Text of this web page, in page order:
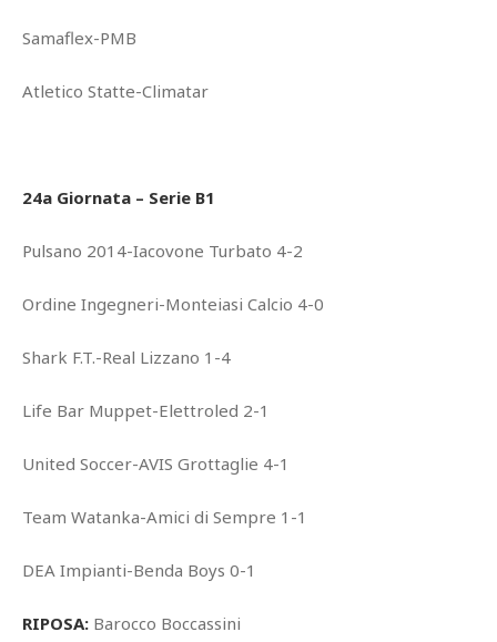
Samaflex-PMB
Atletico Statte-Climatar
24a Giornata – Serie B1
Pulsano 2014-Iacovone Turbato 4-2
Ordine Ingegneri-Monteiasi Calcio 4-0
Shark F.T.-Real Lizzano 1-4
Life Bar Muppet-Elettroled 2-1
United Soccer-AVIS Grottaglie 4-1
Team Watanka-Amici di Sempre 1-1
DEA Impianti-Benda Boys 0-1
RIPOSA: Barocco Boccassini